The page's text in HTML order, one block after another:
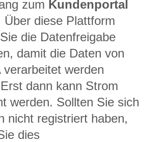
zum Kundenportal
Über diese Plattform
die Datenfreigabe
damit die Daten von
verarbeitet werden
dann kann Strom
werden. Sollten Sie sich
nicht registriert haben,
dies